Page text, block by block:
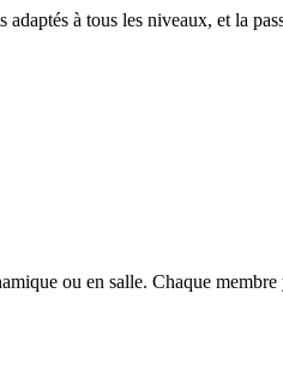
à tous les niveaux, et la
ou en salle. Chaque